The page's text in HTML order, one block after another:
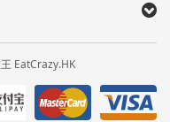
EatCrazy.HK